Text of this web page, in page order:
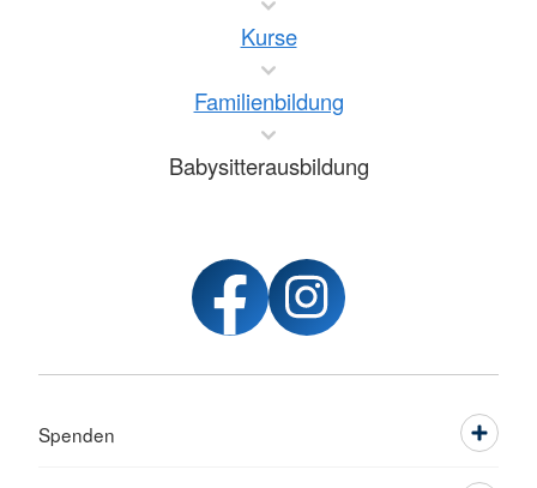
Kurse
Familienbildung
Babysitterausbildung
Spenden